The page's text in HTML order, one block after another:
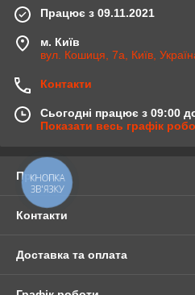
Працює з 09.11.2021
м. Київ
вул. Кошиця, 7а, Київ,
Контакти
Сьогодні працює з 09:00
Показати весь графік
Про нас
Контакти
Доставка та оплата
КНОПКА
ЗВ'ЯЗКУ